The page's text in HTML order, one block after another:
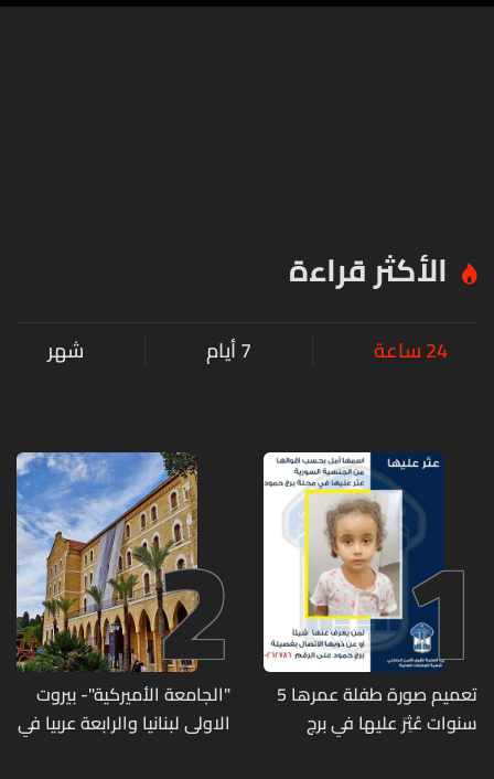
الأكثر قراءة
24 ساعة 7 أيام شهر
1
تعميم صورة طفلة عمرها 5
سنوات عُثِرَ عليها في برج
2
"الجامعة الأميركية"- بيروت
الاولى لبنانيا والرابعة عربيا في